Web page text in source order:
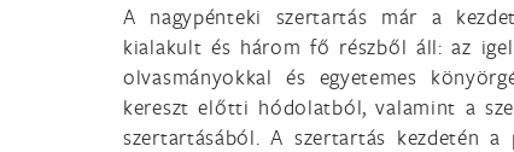
A nagypénteki szertartás már a
kialakult és három fő részből áll: az
olvasmányokkal és egyetemes
kereszt előtti hódolatból, valamint a
szertartásából. A szertartás kezdetén a